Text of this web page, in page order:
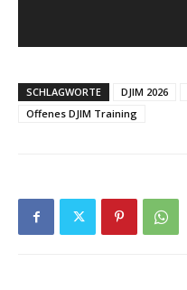
SCHLAGWORTE DJIM 2026
Offenes DJIM Training